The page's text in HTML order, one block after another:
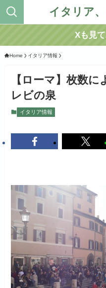
イタリア
Xも見
Home イタリア情報
【ローマ】枚数
レビの泉
イタリア情報